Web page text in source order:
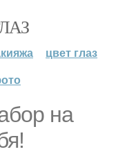
цвет глаз
на